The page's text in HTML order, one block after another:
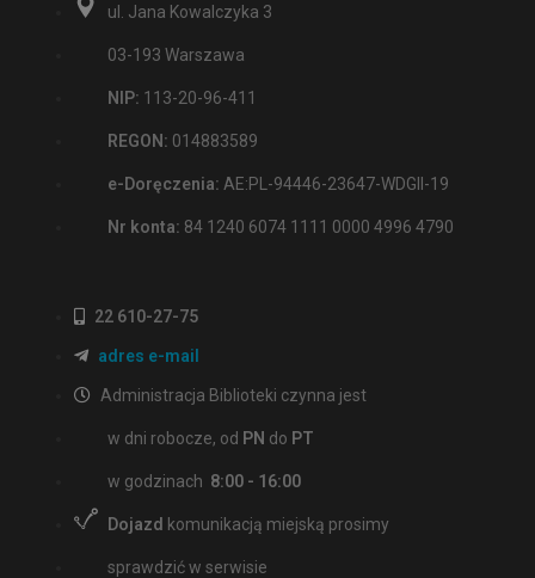
ul. Jana Kowalczyka 3
03-193 Warszawa
NIP: 113-20-96-411
REGON: 014883589
e-Doręczenia: AE:PL-94446-23647-WDGII-19
Nr konta: 84 1240 6074 1111 0000 4996 4790
22 610-27-75
adres e-mail
Administracja Biblioteki czynna jest
w dni robocze, od PN do PT
w godzinach 8:00 - 16:00
Dojazd komunikacją miejską prosimy
sprawdzić w serwisie